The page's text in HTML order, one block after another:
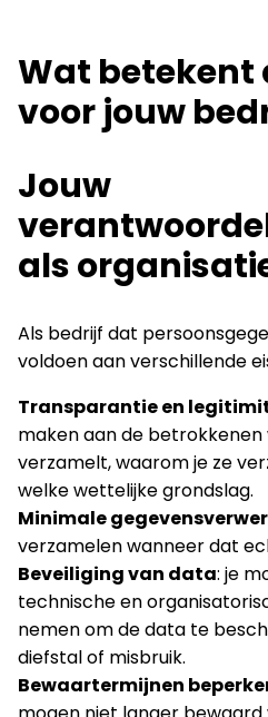
Wat betekent
voor jouw
Jouw
als
Als bedrijf dat
voldoen aan verschillende
Transparantie en
maken aan de betrokkenen
verzamelt, waarom je ze
welke wettelijke grondslag.
Minimale
verzamelen wanneer dat
Beveiliging van data: je
technische en
nemen om de data te
diefstal of misbruik.
Bewaartermijnen